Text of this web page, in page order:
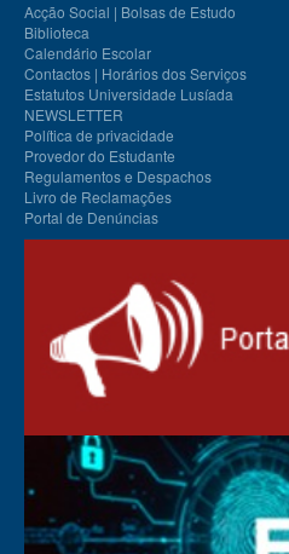
Acção Social | Bolsas de Estudo
Biblioteca
Calendário Escolar
Contactos | Horários dos Serviços
Estatutos Universidade Lusíada
NEWSLETTER
Política de privacidade
Provedor do Estudante
Regulamentos e Despachos
Livro de Reclamações
Portal de Denúncias